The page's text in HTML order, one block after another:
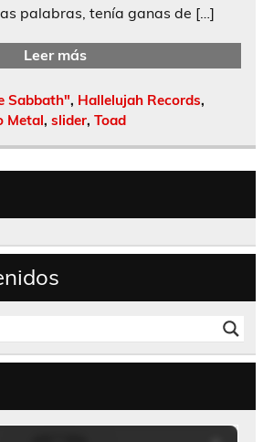
palabras, tenía ganas de […]
Leer más
Sabbath", Hallelujah Records,
Metal, slider, Toad